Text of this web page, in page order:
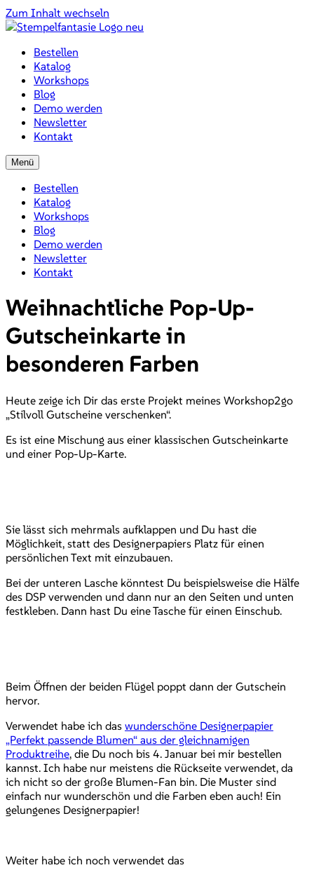
Zum Inhalt wechseln
Bestellen
Katalog
Workshops
Blog
Demo werden
Newsletter
Kontakt
Menü
Bestellen
Katalog
Workshops
Blog
Demo werden
Newsletter
Kontakt
Weihnachtliche Pop-Up-
Gutscheinkarte in
besonderen Farben
Heute zeige ich Dir das erste Projekt meines Workshop2go
„Stilvoll Gutscheine verschenken“.
Es ist eine Mischung aus einer klassischen Gutscheinkarte
und einer Pop-Up-Karte.
Sie lässt sich mehrmals aufklappen und Du hast die
Möglichkeit, statt des Designerpapiers Platz für einen
persönlichen Text mit einzubauen.
Bei der unteren Lasche könntest Du beispielsweise die Hälfe
des DSP verwenden und dann nur an den Seiten und unten
festkleben. Dann hast Du eine Tasche für einen Einschub.
Beim Öffnen der beiden Flügel poppt dann der Gutschein
hervor.
Verwendet habe ich das wunderschöne Designerpapier
„Perfekt passende Blumen“ aus der gleichnamigen
Produktreihe, die Du noch bis 4. Januar bei mir bestellen
kannst. Ich habe nur meistens die Rückseite verwendet, da
ich nicht so der große Blumen-Fan bin. Die Muster sind
einfach nur wunderschön und die Farben eben auch! Ein
gelungenes Designerpapier!
Weiter habe ich noch verwendet das